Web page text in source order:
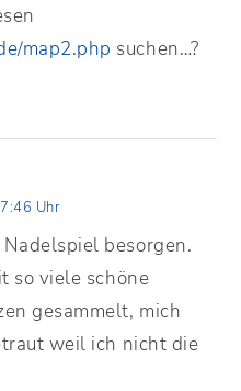
map2.php suchen…?
Uhr
besorgen.
so viele schöne
gesammelt, mich
weil ich nicht die